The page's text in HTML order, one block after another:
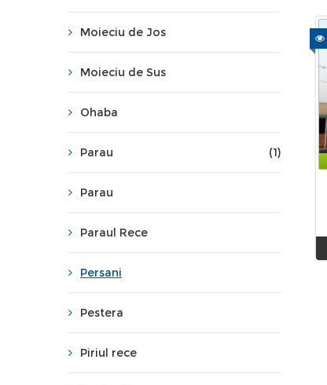
Moieciu de Jos
Moieciu de Sus
Ohaba
Parau (1)
Parau
Paraul Rece
Persani
Pestera
Piriul rece